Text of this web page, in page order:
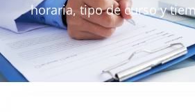
horaria, tipo de curso y